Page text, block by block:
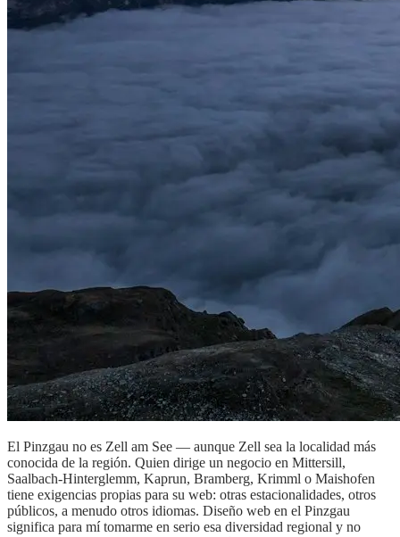
El Pinzgau no es Zell am See — aunque Zell sea la localidad más
conocida de la región. Quien dirige un negocio en Mittersill,
Saalbach-Hinterglemm, Kaprun, Bramberg, Krimml o Maishofen
tiene exigencias propias para su web: otras estacionalidades, otros
públicos, a menudo otros idiomas. Diseño web en el Pinzgau
significa para mí tomarme en serio esa diversidad regional y no